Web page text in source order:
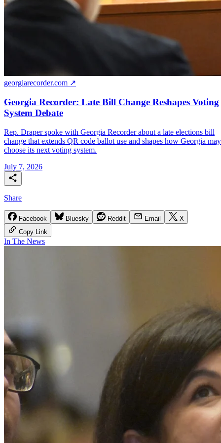
georgiarecorder.com ↗
Georgia Recorder: Late Bill Change Reshapes Voting
System Debate
Rep. Draper spoke with Georgia Recorder about a late elections bill
change that extends QR code ballot use and shapes how Georgia may
choose its next voting system.
July 7, 2026
Share
Facebook Bluesky Reddit Email
X
Copy Link
In The News